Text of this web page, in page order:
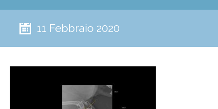
11 Febbraio 2020